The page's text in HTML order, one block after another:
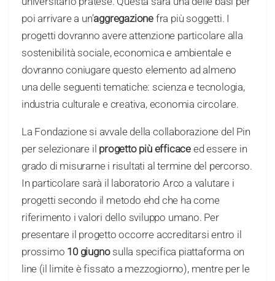
poi arrivare a un’aggregazione fra più soggetti. I
progetti dovranno avere attenzione particolare alla
sostenibilità sociale, economica e ambientale e
dovranno coniugare questo elemento ad almeno
una delle seguenti tematiche: scienza e tecnologia,
industria culturale e creativa, economia circolare.
La Fondazione si avvale della collaborazione del Pin
per selezionare il progetto più efficace ed essere in
grado di misurarne i risultati al termine del percorso.
In particolare sarà il laboratorio Arco a valutare i
progetti secondo il metodo ehd che ha come
riferimento i valori dello sviluppo umano. Per
presentare il progetto occorre accreditarsi entro il
prossimo 10 giugnosulla specifica piattaforma on
line (il limite è fissato a mezzogiorno), mentre per le